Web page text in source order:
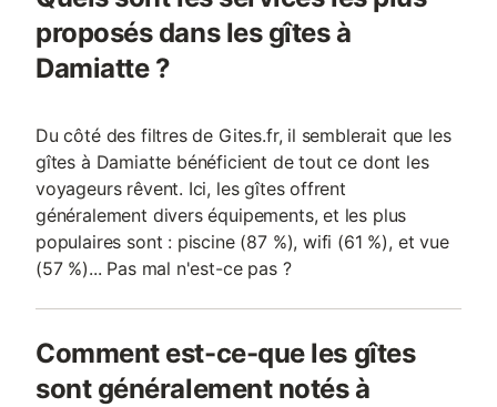
de la chambre d’hôte. L’ambiance reste calme et conviviale. La
bastide : Entouré de champs ,la bastide est un havr
proposés dans les gîtes à
Damiatte ?
Du côté des filtres de Gites.fr, il semblerait que les
gîtes à Damiatte bénéficient de tout ce dont les
voyageurs rêvent. Ici, les gîtes offrent
généralement divers équipements, et les plus
populaires sont : piscine (87 %), wifi (61 %), et vue
(57 %)... Pas mal n'est-ce pas ?
Comment est-ce-que les gîtes
sont généralement notés à